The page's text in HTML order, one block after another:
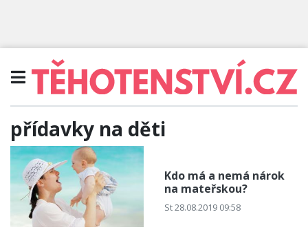
přídavky na děti
Kdo má a nemá nárok
na mateřskou?
St 28.08.2019 09:58